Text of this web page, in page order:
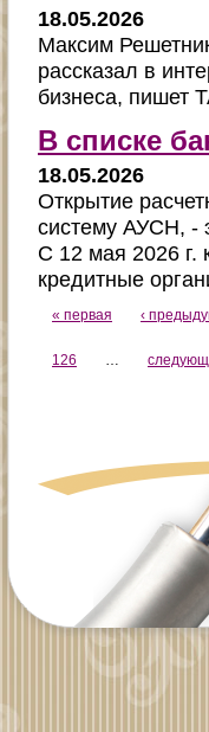
18.05.2026
Максим
рассказал в
бизнеса, пишет
В списке
18.05.2026
Открытие
систему АУСН, -
С 12 мая 2026 г.
кредитные
« первая ‹
126 …